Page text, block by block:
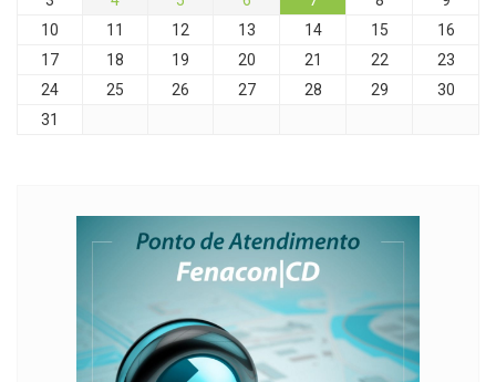
10
11 12 13 14 15
16
17
18 19 20 21 22
23
24
25 26 27 28 29
30
31